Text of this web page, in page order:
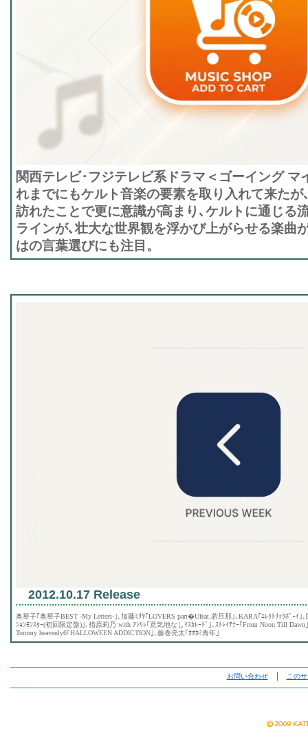
関西テレビ･フジテレビ系ドラマ＜ゴーイング マ
れまでにもケルト音楽の要素を取り入れて来た
訪れたことで更に意識が高まり､ケルトに通じる
ラインが､壮大な世界観を浮かび上がらせる楽曲
はの言葉選びにも注目。
2012.10.17 Release
奥華子｢奥華子BEST -My Letters-｣､加藤ﾐﾘﾔ｢LOVERS part�Ufeat.若旦那｣､KARA｢ｴﾚｸﾄﾘｯｸﾎﾞｰｲ｣
ｼｮﾝﾓﾝｽﾀｰ(初回限定盤)｣､指原莉乃 with ｱﾝﾘﾚ｢意気地なしﾏｽｶﾚｰﾄﾞ｣､ｽﾄﾚｲﾃﾅｰ｢From Noon Till Dawn
Tommy heavenly6｢HALLOWEEN ADDICTION｣､藤巻亮太｢ｵｵｶﾐ青年｣
お問い合わせ│ この